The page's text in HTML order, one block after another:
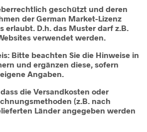
geschützt und deren
der German Market-Lizenz
erlaubt. D.h. das Muster darf z.B.
verwendet werden.
Bitte beachten Sie die Hinweise in
und ergänzen diese, sofern
Angaben.
die Versandkosten oder
(z.B. nach
Länder angegeben werden